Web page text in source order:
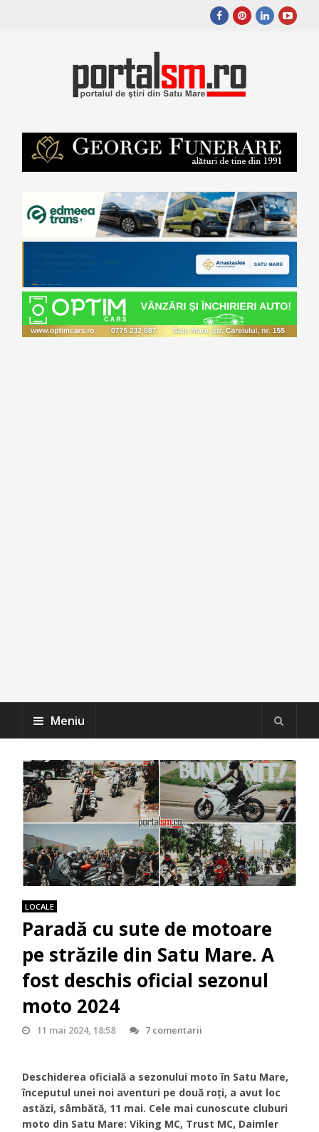
Meniu
LOCALE
Paradă cu sute de motoare
pe străzile din Satu Mare. A
fost deschis oficial sezonul
moto 2024
11 mai 2024, 18:58 7 comentarii
Deschiderea oficială a sezonului moto în Satu Mare,
începutul unei noi aventuri pe două roți, a avut loc
astăzi, sâmbătă, 11 mai. Cele mai cunoscute cluburi
moto din Satu Mare: Viking MC, Trust MC, Daimler